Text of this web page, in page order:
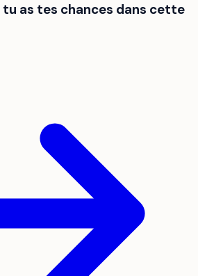
tu as tes chances dans cette